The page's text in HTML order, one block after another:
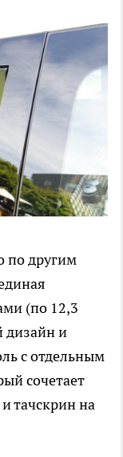
по другим
(по 12,3
дизайн и
с отдельным
сочетает
тачскрин на